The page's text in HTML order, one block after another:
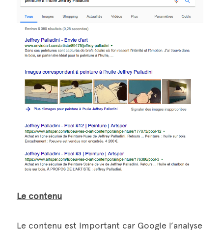
Le contenu
Le contenu est important car Google l’analyse